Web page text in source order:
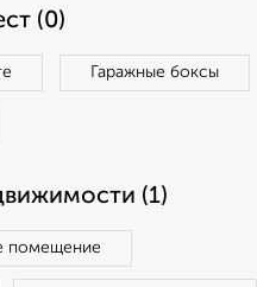
(0)
Гаражные боксы
(1)
помещение